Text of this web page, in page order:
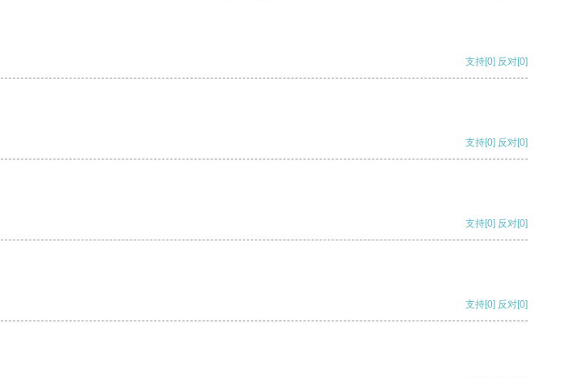
支持[0] 反对[0]
支持[0] 反对[0]
支持[0] 反对[0]
支持[0] 反对[0]